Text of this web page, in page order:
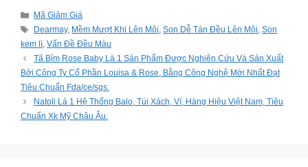
Categories
Mã Giảm Giá
Tags
Dearmay, Mềm Mượt Khi Lên Môi,Son Dễ Tán Đều Lên Môi,Son
kem lì, Vấn Đề Đều Màu
Tã Bỉm Rose Baby Là 1 Sản Phẩm Được Nghiên Cứu Và Sản Xuất
Bởi Công Ty Cổ Phần Louisa & Rose, Bằng Công Nghệ Mới Nhất Đạt
Tiêu Chuẩn Fda/ce/sgs.
Natoli Là 1 Hệ Thống Balo, Túi Xách, Ví, Hàng Hiệu Việt Nam, Tiêu
Chuẩn Xk Mỹ Châu Âu.